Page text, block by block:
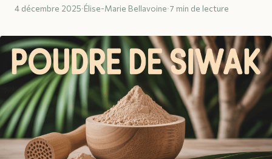
4 décembre 2025·Élise-Marie Bellavoine·7 min de lecture